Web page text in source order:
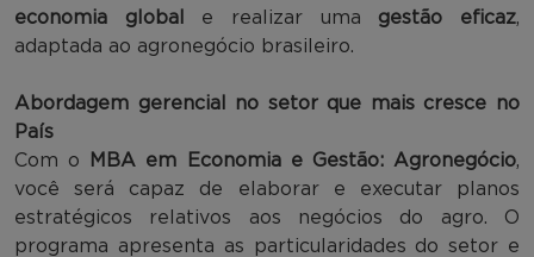
economia global
e realizar uma gestão eficaz,
adaptada ao agronegócio brasileiro.
Abordagem gerencial no setor que mais cresce no
País
Com o MBA em Economia e Gestão: Agronegócio,
você será capaz de elaborar e executar planos
estratégicos relativos aos negócios do agro. O
programa apresenta as particularidades do setor e